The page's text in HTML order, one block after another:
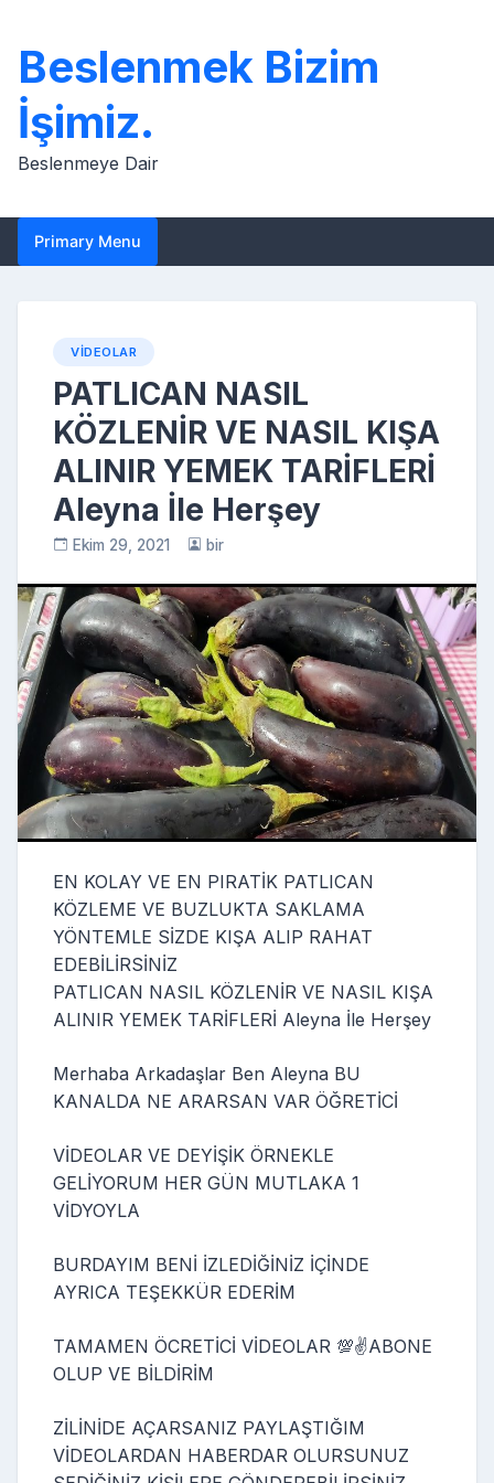
content
Beslenmek Bizim
İşimiz.
Beslenmeye Dair
Primary Menu
VIDEOLAR
PATLICAN NASIL
KÖZLENİR VE NASIL KIŞA
ALINIR YEMEK TARİFLERİ
Aleyna İle Herşey
Ekim 29, 2021 bir
EN KOLAY VE EN PIRATİK PATLICAN
KÖZLEME VE BUZLUKTA SAKLAMA
YÖNTEMLE SİZDE KIŞA ALIP RAHAT
EDEBİLİRSİNİZ
PATLICAN NASIL KÖZLENİR VE NASIL KIŞA
ALINIR YEMEK TARİFLERİ Aleyna İle Herşey
Merhaba Arkadaşlar Ben Aleyna BU
KANALDA NE ARARSAN VAR ÖĞRETİCİ
VİDEOLAR VE DEYİŞİK ÖRNEKLE
GELİYORUM HER GÜN MUTLAKA 1
VİDYOYLA
BURDAYIM BENİ İZLEDİĞİNİZ İÇİNDE
AYRICA TEŞEKKÜR EDERİM
TAMAMEN ÖCRETİCİ VİDEOLAR 💯✌ABONE
OLUP VE BİLDİRİM
ZİLİNİDE AÇARSANIZ PAYLAŞTIĞIM
VİDEOLARDAN HABERDAR OLURSUNUZ